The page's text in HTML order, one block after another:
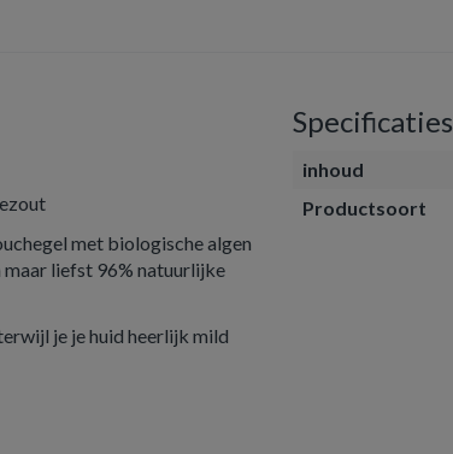
met biologische algen
maar liefst 96% natuurlijke
je je huid heerlijk mild
Specificaties
inhoud
Productsoort